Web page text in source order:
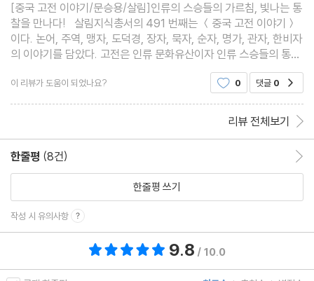
[중국 고전 이야기/문승용/살림]인류의 스승들의 가르침, 빛나는 통
찰을 만나다! 살림지식총서의 491 번째는 ＜중국 고전 이야기＞
이다. 논어, 주역, 맹자, 도덕경, 장자, 묵자, 순자, 명가, 관자, 한비자
의 이야기를 담았다. 고전은 인류 문화유산이자 인류 스승들의 통찰
을 담은 지혜의 산물이다. 때로는 입에서 입으로 전해온 이야기다.
때로는 석판에, 파피루스에, 갑
이 리뷰가 도움이 되었나요? 0 댓글 0
리뷰 전체보기
한줄평 (8건)
한줄평 쓰기
작성 시 유의사항
9.8 / 10.0